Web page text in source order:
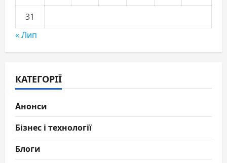
31
« Лип
КАТЕГОРІЇ
Анонси
Бізнес і технології
Блоги